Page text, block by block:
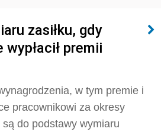
zasiłku, gdy
premii
w tym premie i
pracownikowi za okresy
do podstawy wymiaru